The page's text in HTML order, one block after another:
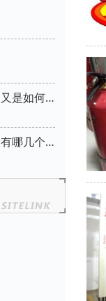
消防设计标准是？不同场合的标准是？又是如何分类的？
消防施工，专业消防施工具体内容一般有哪几个方面？